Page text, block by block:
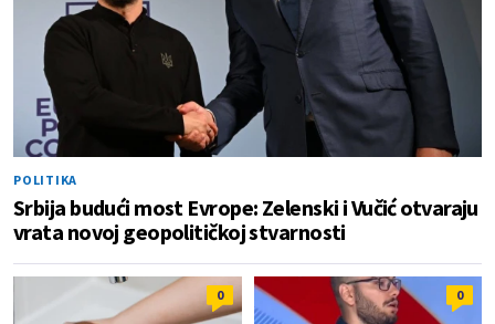
POLITIKA
Srbija budući most Evrope: Zelenski i Vučić otvaraju
vrata novoj geopolitičkoj stvarnosti
0 0